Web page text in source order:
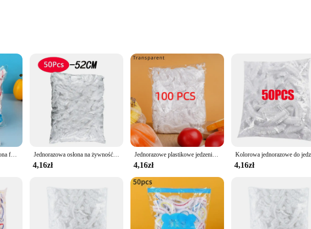
puncture-resistant
use
maintain the freshness and quality of your food. The high-grade plastic material ensures that your food
of the contents, making it a versatile tool for various food storage needs. Whether you're covering
air, extending the shelf life of your food items.
about convenience. The easy-to-use rolls make it simple to wrap and seal, saving you time and effort in
in a busy refrigerator or pantry. The wholesale sets available for sale cater to both individual
kitchen tool.
choice for the environmentally conscious. The durable plastic material is designed to be
an ideal choice for covering dishes during transportation or for food preparation. The Saran Wrap is not
Kolorowa jednorazowa osłona folia spożywcza na kurz elastyczna osłona kuchenne akcesoria do lodówki do przechowywania żywności Jednorazowa osłona na żywność Saran Wrap Food Grade Fruit Vegetable Storage Bag Elastyczna plastikowa torba Kuchenna torba do przechowywania świeżych produktów
4,16zł
Jednorazowe plastikowe jedzenie pokrowiec na kolorową elastyczna opaska osłony na żywność świeżo utrzymującą osłona podstawy torby do przechowywania torbę do pakowania w kuchni
4,16zł 4,16zł